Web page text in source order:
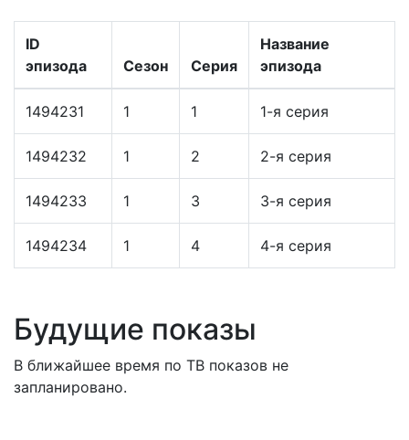
ID
эпизода
Сезон Серия
Название
эпизода
1494231 1 1 1-я серия
1494232 1 2 2-я серия
1494233 1 3 3-я серия
1494234 1 4 4-я серия
Будущие показы
В ближайшее время по ТВ показов не
запланировано.